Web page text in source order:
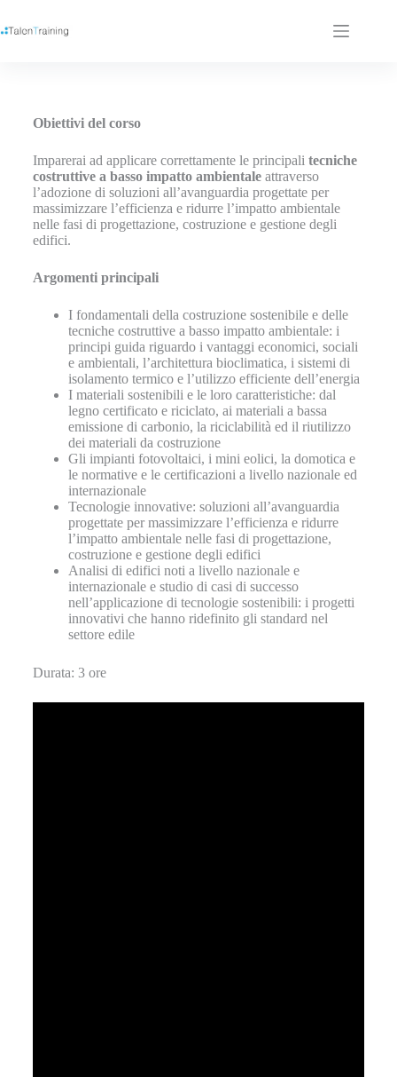
Obiettivi del corso
Imparerai ad applicare correttamente le principali tecniche
costruttive a basso impatto ambientaleattraverso
l’adozione di soluzioni all’avanguardia progettate per
massimizzare l’efficienza e ridurre l’impatto ambientale
nelle fasi di progettazione, costruzione e gestione degli
edifici.
Argomenti principali
I fondamentali della costruzione sostenibile e delle
tecniche costruttive a basso impatto ambientale: i
principi guida riguardo i vantaggi economici, sociali
e ambientali, l’architettura bioclimatica, i sistemi di
isolamento termico e l’utilizzo efficiente dell’energia
I materiali sostenibili e le loro caratteristiche: dal
legno certificato e riciclato, ai materiali a bassa
emissione di carbonio, la riciclabilità ed il riutilizzo
dei materiali da costruzione
Gli impianti fotovoltaici, i mini eolici, la domotica e
le normative e le certificazioni a livello nazionale ed
internazionale
Tecnologie innovative: soluzioni all’avanguardia
progettate per massimizzare l’efficienza e ridurre
l’impatto ambientale nelle fasi di progettazione,
costruzione e gestione degli edifici
Analisi di edifici noti a livello nazionale e
internazionale e studio di casi di successo
nell’applicazione di tecnologie sostenibili: i progetti
innovativi che hanno ridefinito gli standard nel
settore edile
Durata: 3 ore